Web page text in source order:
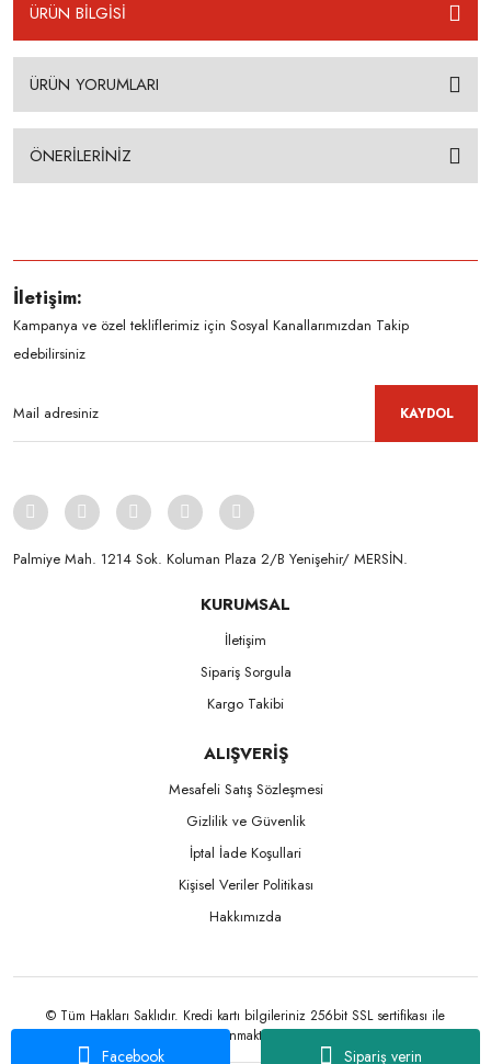
Sipariş verin
Facebook
ÜRÜN BİLGİSİ
ÜRÜN YORUMLARI
ÖNERİLERİNİZ
İletişim:
Kampanya ve özel tekliflerimiz için Sosyal Kanallarımızdan Takip
edebilirsiniz
KAYDOL
Palmiye Mah. 1214 Sok. Koluman Plaza 2/B Yenişehir/ MERSİN.ㅤㅤㅤㅤㅤㅤㅤㅤㅤㅤㅤㅤㅤㅤㅤㅤㅤㅤㅤㅤㅤㅤㅤㅤㅤㅤㅤㅤㅤㅤㅤㅤㅤㅤㅤ ㅤㅤㅤㅤㅤㅤㅤㅤㅤㅤ
KURUMSAL
İletişim
Sipariş Sorgula
Kargo Takibi
ALIŞVERİŞ
Mesafeli Satış Sözleşmesi
Gizlilik ve Güvenlik
İptal İade Koşullari
Kişisel Veriler Politikası
Hakkımızda
© Tüm Hakları Saklıdır. Kredi kartı bilgileriniz 256bit SSL sertifikası ile
korunmaktadır.